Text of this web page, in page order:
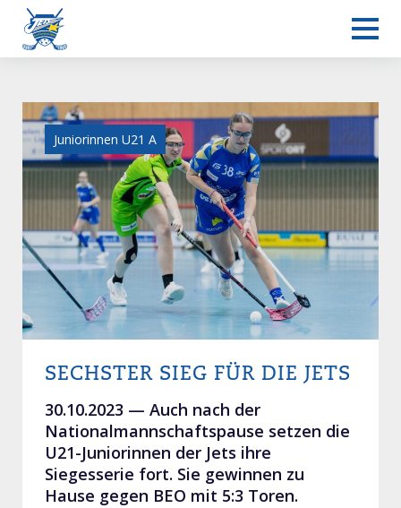
Juniorinnen U21 A
SECHSTER SIEG FÜR DIE JETS
30.10.2023 — Auch nach der
Nationalmannschaftspause setzen die
U21-Juniorinnen der Jets ihre
Siegesserie fort. Sie gewinnen zu
Hause gegen BEO mit 5:3 Toren.